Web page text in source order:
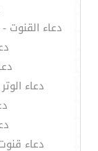
دعاء القنوت -
دعاء الوتر - -
دعاء قنوت